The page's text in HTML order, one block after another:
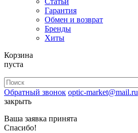
Гарантия
Обмен и возврат
Бренды
Хиты
Корзина
пуста
Обратный звонок optic-market@mail.ru
закрыть
Ваша заявка принята
Спасибо!